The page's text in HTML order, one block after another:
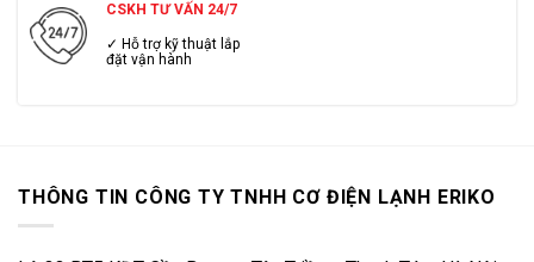
CSKH TƯ VẤN 24/7
✓ Hỗ trợ kỹ thuật lắp
đặt vận hành
THÔNG TIN CÔNG TY TNHH CƠ ĐIỆN LẠNH ERIKO